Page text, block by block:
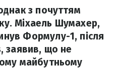
з почуттям
Міхаель Шумахер,
Формулу-1, після
заявив, що не
майбутньому